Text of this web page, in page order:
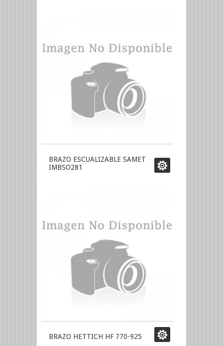
BRAZO ESCUALIZABLE SAMET
IMBSO281
BRAZO HETTICH HF 770-925